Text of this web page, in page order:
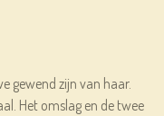
gewend zijn van haar.
Het omslag en de twee